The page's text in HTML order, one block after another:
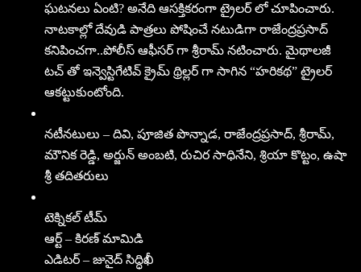
ఘటనలు ఏంటి? అనేది ఆసక్తికరంగా ట్రైలర్ లో చూపించారు.
నాటకాల్లో దేవుడి పాత్రలు పోషించే నటుడిగా రాజేంద్రప్రసాద్
కనిపించగా..పోలీస్ ఆఫీసర్ గా శ్రీరామ్ నటించారు. మైథాలజీ
టచ్ తో ఇన్వెస్టిగేటివ్ క్రైమ్ థ్రిల్లర్ గా సాగిన “హరికథ” ట్రైలర్
ఆకట్టుకుంటోంది.
నటీనటులు – దివి, పూజిత పొన్నాడ, రాజేంద్రప్రసాద్, శ్రీరామ్,
మౌనిక రెడ్డి, అర్జున్ అంబటి, రుచిర సాధినేని, శ్రియా కొట్టం, ఉషా
శ్రీ తదితరులు
టెక్నికల్ టీమ్
ఆర్ట్ – కిరణ్ మామిడి
ఎడిటర్ – జునైద్ సిద్ధిఖీ